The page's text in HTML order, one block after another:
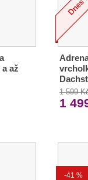
až
1 599
1
-41 %